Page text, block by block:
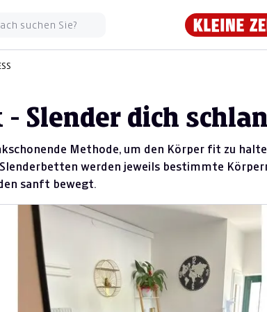
- Slender dich
Methode, um den Körper fit zu
werden jeweils bestimmte
sanft bewegt.